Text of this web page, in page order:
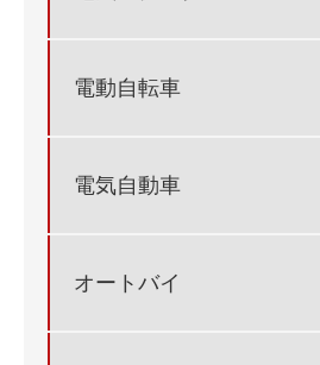
電動自転車
電気自動車
オートバイ